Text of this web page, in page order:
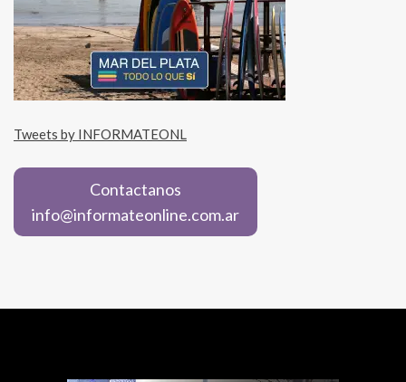
Tweets by INFORMATEONL
Contactanos
info@informateonline.com.ar